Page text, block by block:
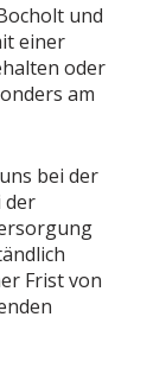
und
einer
oder
am
bei der
der
Frist von